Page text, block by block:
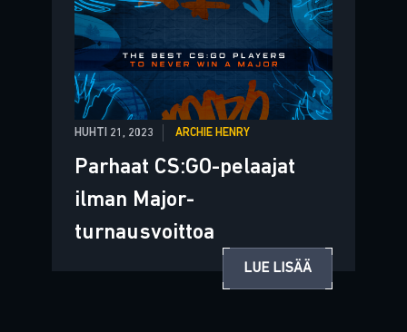
HUHTI 21, 2023 ARCHIE HENRY
Parhaat CS:GO-pelaajat
ilman Major-
turnausvoittoa
LUE LISÄÄ